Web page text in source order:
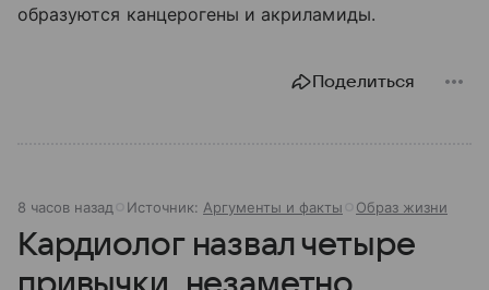
образуются канцерогены и акриламиды.
Поделиться
8 часов назад Источник: Аргументы и факты Образ жизни
Кардиолог назвал четыре